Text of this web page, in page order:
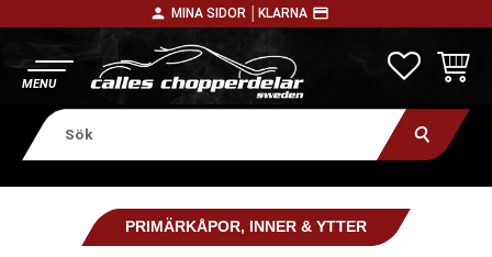
person MINA SIDOR │ KLARNA payment
PRIMÄRKÅPOR, INNER & YTTER